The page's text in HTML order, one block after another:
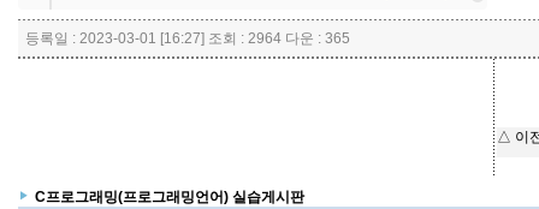
등록일 : 2023-03-01 [16:27] 조회 : 2964 다운 : 365
△ 이
C프로그래밍(프로그래밍언어) 실습게시판